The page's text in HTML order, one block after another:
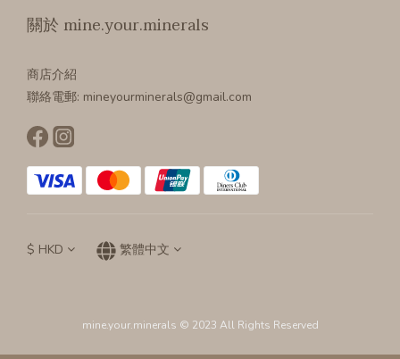
關於 mine.your.minerals
商店介紹
聯絡電郵: mineyourminerals@gmail.com
$ HKD 繁體中文
mine.your.minerals © 2023 All Rights Reserved